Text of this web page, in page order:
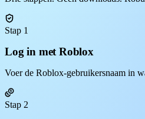
Stap 1
Log in met Roblox
Voer de Roblox-gebruikersnaam in
Stap 2